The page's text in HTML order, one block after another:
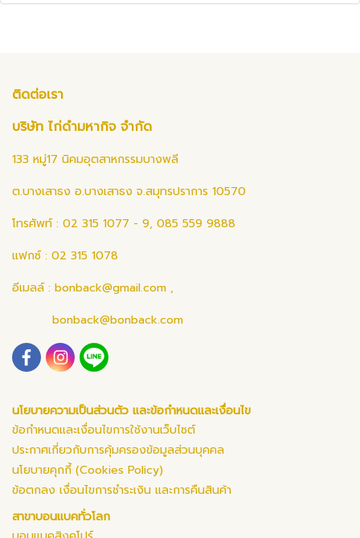
ติดต่อเรา
บริษัท ไก่ดำมหากิจ จำกัด
133 หมู่17 นิคมอุตสาหกรรมบางพลี
ต.บางเสาธง อ.บางเสาธง จ.สมุทรปราการ 10570
โทรศัพท์ : 02 315 1077 - 9, 085 559 9888
แฟกซ์ : 02 315 1078
อีเมลล์ : bonback@gmail.com ,
bonback@bonback.com
นโยบายความเป็นส่วนตัว และข้อกำหนดและเงื่อนไข
ข้อกำหนดและเงื่อนไขการใช้งานเว็บไซต์
ประกาศเกี่ยวกับการคุ้มครองข้อมูลส่วนบุคคล
นโยบายคุกกี้ (Cookies Policy)
ข้อตกลง เงื่อนไขการชำระเงิน และการคืนสินค้า
สาขาบอนแบคทั่วโลก